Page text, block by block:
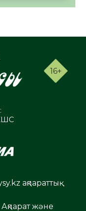
16+
ақпараттық
және